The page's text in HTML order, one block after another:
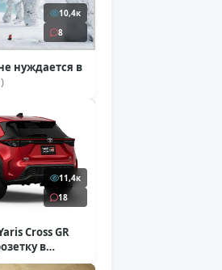
10,4к
8
нуждается в
11,4к
18
Cross GR
в